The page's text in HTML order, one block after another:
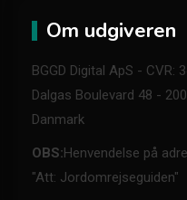
Om udgiveren
BGGD Digital ApS - CVR:
Dalgas Boulevard 48 -
Danmark
OBS:Henvendelse på
"Att: Jordomrejseguiden"